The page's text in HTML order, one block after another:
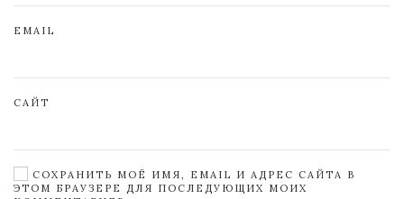
EMAIL
САЙТ
СОХРАНИТЬ МОЁ ИМЯ, EMAIL И АДРЕС САЙТА В
ЭТОМ БРАУЗЕРЕ ДЛЯ ПОСЛЕДУЮЩИХ МОИХ